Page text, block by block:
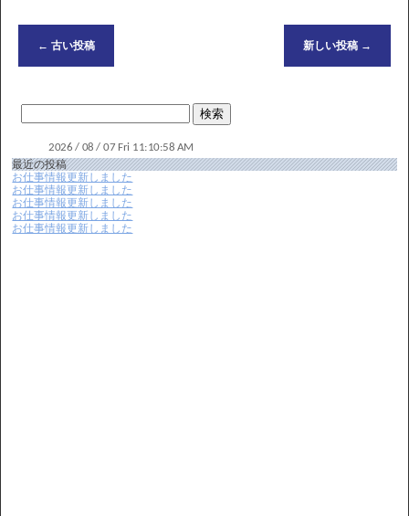
← 古い投稿 新しい投稿 →
最近の投稿
お仕事情報更新しました
お仕事情報更新しました
お仕事情報更新しました
お仕事情報更新しました
お仕事情報更新しました